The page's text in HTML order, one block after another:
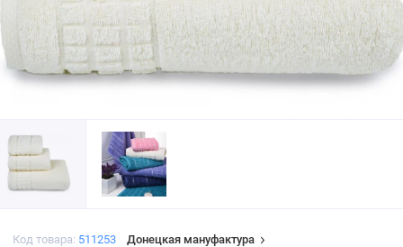
Код товара: 511253 Донецкая мануфактура